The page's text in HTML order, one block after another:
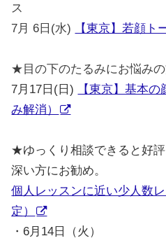
ス
7月 6日(水)
【東京】若顔ト
★目の下のたるみにお悩み
7月17日(日)
【東京】基本
み解消）
★ゆっくり相談できると好
深い方にお勧め。
個人レッスンに近い少人数
定）
・6月14日（火）